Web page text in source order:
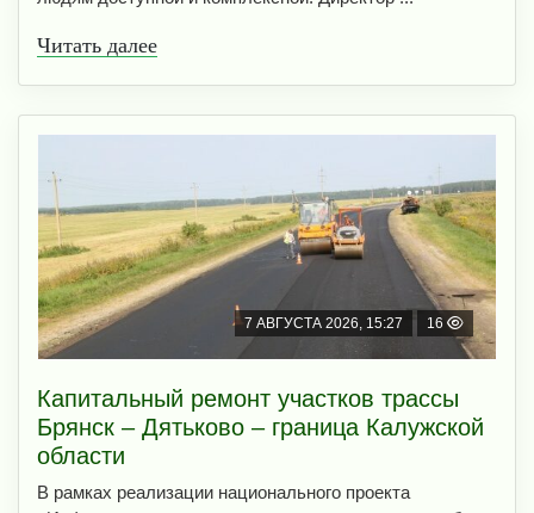
Читать далее
7 АВГУСТА 2026, 15:27 16
Капитальный ремонт участков трассы
Брянск – Дятьково – граница Калужской
области
В рамках реализации национального проекта